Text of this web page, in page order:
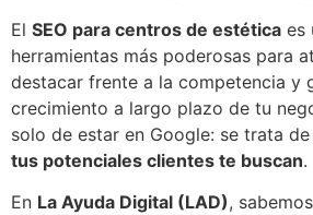
El SEO para centros de estética es
herramientas más poderosas para
destacar frente a la competencia y
crecimiento a largo plazo de tu
solo de estar en Google: se trata de
tus potenciales clientes te buscan.
En La Ayuda Digital (LAD),